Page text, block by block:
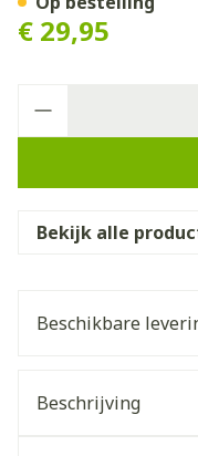
€ 29,95
Bekijk alle
Beschikbare
Beschrijving